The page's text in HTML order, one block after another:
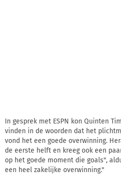
In gesprek met ESPN kon Quinten
vinden in de woorden dat het
vond het een goede overwinning.
de eerste helft en kreeg ook een
op het goede moment die goals",
een heel zakelijke overwinning."